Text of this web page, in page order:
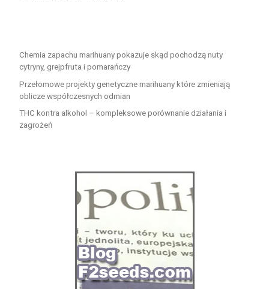
Chemia zapachu marihuany pokazuje skąd pochodzą nuty
cytryny, grejpfruta i pomarańczy
Przełomowe projekty genetyczne marihuany które zmieniają
oblicze współczesnych odmian
THC kontra alkohol – kompleksowe porównanie działania i
zagrożeń